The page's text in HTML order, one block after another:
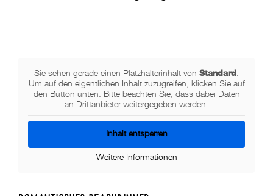
Sie sehen gerade einen Platzhalterinhalt von Standard.
Um auf den eigentlichen Inhalt zuzugreifen, klicken Sie auf
den Button unten. Bitte beachten Sie, dass dabei Daten
an Drittanbieter weitergegeben werden.
Inhalt entsperren
Weitere Informationen